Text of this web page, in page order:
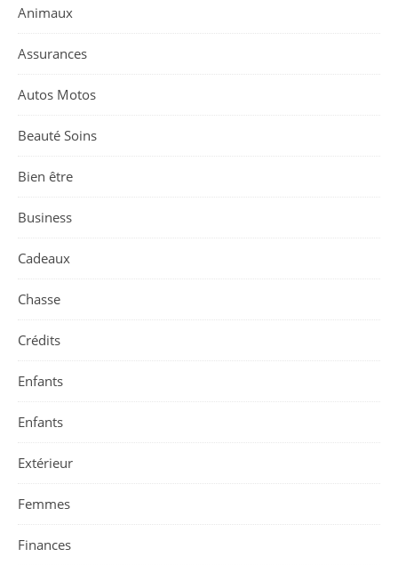
Animaux
Assurances
Autos Motos
Beauté Soins
Bien être
Business
Cadeaux
Chasse
Crédits
Enfants
Enfants
Extérieur
Femmes
Finances